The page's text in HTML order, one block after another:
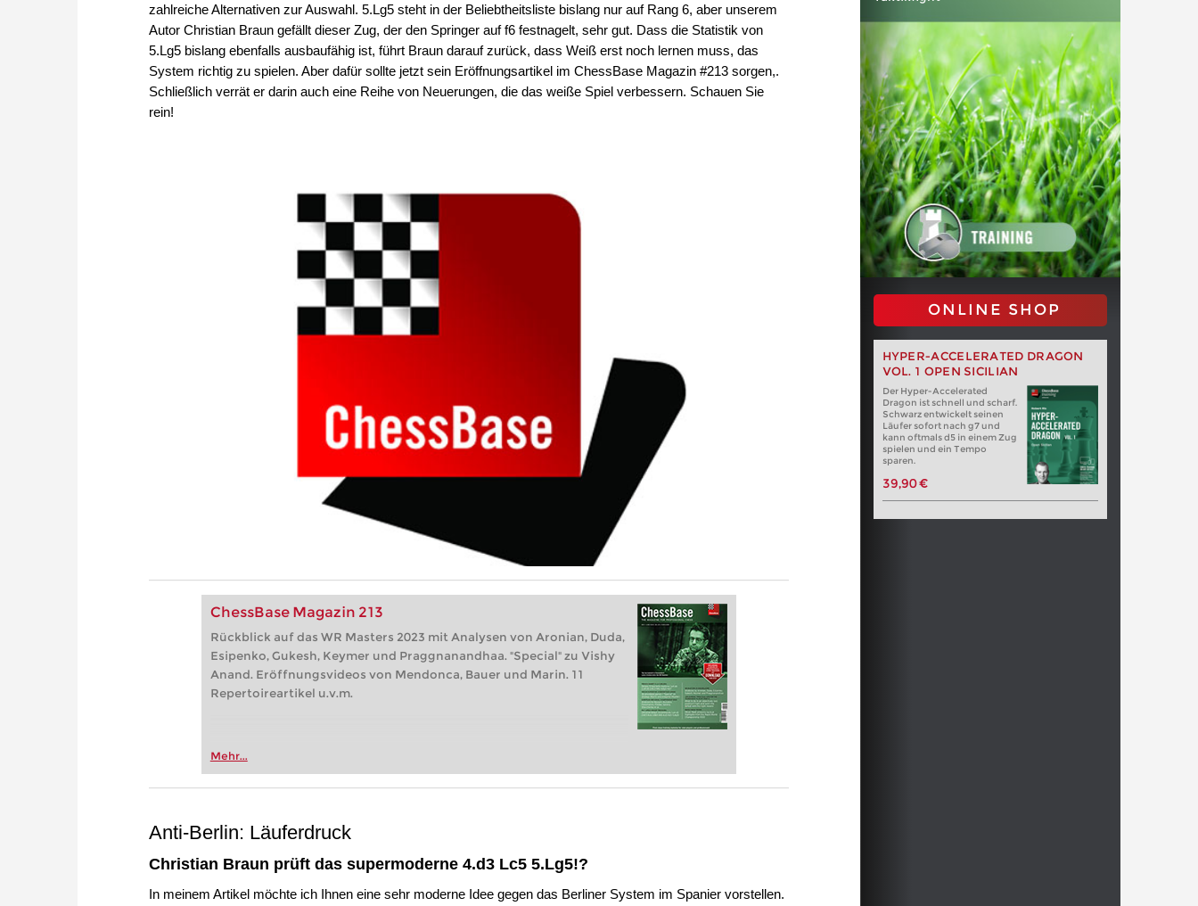
zahlreiche Alternativen zur Auswahl. 5.Lg5 steht in der Beliebtheitsliste bislang nur auf Rang 6, aber unserem
Autor Christian Braun gefällt dieser Zug, der den Springer auf f6 festnagelt, sehr gut. Dass die Statistik von
5.Lg5 bislang ebenfalls ausbaufähig ist, führt Braun darauf zurück, dass Weiß erst noch lernen muss, das
System richtig zu spielen. Aber dafür sollte jetzt sein Eröffnungsartikel im ChessBase Magazin #213 sorgen,.
Schließlich verrät er darin auch eine Reihe von Neuerungen, die das weiße Spiel verbessern. Schauen Sie
rein!
ChessBase Magazin 213
Rückblick auf das WR Masters 2023 mit Analysen von Aronian, Duda,
Esipenko, Gukesh, Keymer und Praggnanandhaa. "Special" zu Vishy
Anand. Eröffnungsvideos von Mendonca, Bauer und Marin. 11
Repertoireartikel u.v.m.
Mehr...
ONLINE SHOP
HYPER-ACCELERATED DRAGON
VOL. 1 OPEN SICILIAN
Der Hyper-Accelerated
Dragon ist schnell und scharf.
Schwarz entwickelt seinen
Läufer sofort nach g7 und
kann oftmals d5 in einem Zug
spielen und ein Tempo
sparen.
39,90 €
Anti-Berlin: Läuferdruck
Christian Braun prüft das supermoderne 4.d3 Lc5 5.Lg5!?
In meinem Artikel möchte ich Ihnen eine sehr moderne Idee gegen das Berliner System im Spanier vorstellen.